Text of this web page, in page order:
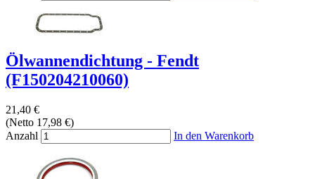
Ölwannendichtung - Fendt
(F150204210060)
21,40 €
(Netto 17,98 €)
Anzahl
In den Warenkorb